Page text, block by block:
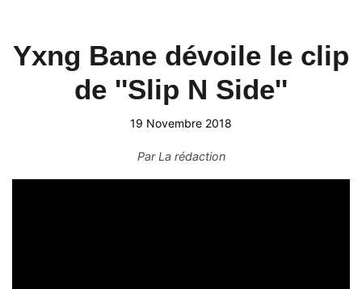
Yxng Bane dévoile le clip
de ''Slip N Side''
19 Novembre 2018
ParLa rédaction